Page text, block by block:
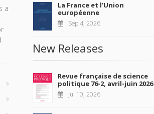
a
La France et l'Union
européenne
Sep 4, 2026
New Releases
Revue française de science
politique 76-2, avril-juin 2026
Jul 10, 2026